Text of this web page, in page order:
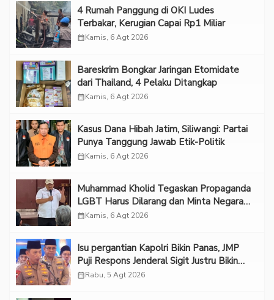
‎4 Rumah Panggung di OKI Ludes
Terbakar, Kerugian Capai Rp1 Miliar
calendar_monthKamis, 6 Agt 2026
Bareskrim Bongkar Jaringan Etomidate
dari Thailand, 4 Pelaku Ditangkap
calendar_monthKamis, 6 Agt 2026
Kasus Dana Hibah Jatim, Siliwangi: Partai
Punya Tanggung Jawab Etik-Politik
calendar_monthKamis, 6 Agt 2026
Muhammad Kholid Tegaskan Propaganda
LGBT Harus Dilarang dan Minta Negara
Melindungi Korban
calendar_monthKamis, 6 Agt 2026
Isu pergantian Kapolri Bikin Panas, JMP
Puji Respons Jenderal Sigit Justru Bikin
“Adem”
calendar_monthRabu, 5 Agt 2026